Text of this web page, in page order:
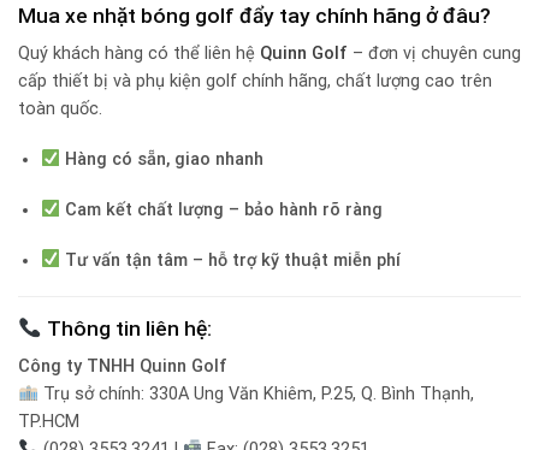
Mua xe nhặt bóng golf đẩy tay chính hãng ở đâu?
Quý khách hàng có thể liên hệ Quinn Golf – đơn vị chuyên cung
cấp thiết bị và phụ kiện golf chính hãng, chất lượng cao trên
toàn quốc.
Hàng có sẵn, giao nhanh
Cam kết chất lượng – bảo hành rõ ràng
Tư vấn tận tâm – hỗ trợ kỹ thuật miễn phí
Thông tin liên hệ:
Công ty TNHH Quinn Golf
Trụ sở chính: 330A Ung Văn Khiêm, P.25, Q. Bình Thạnh,
TP.HCM